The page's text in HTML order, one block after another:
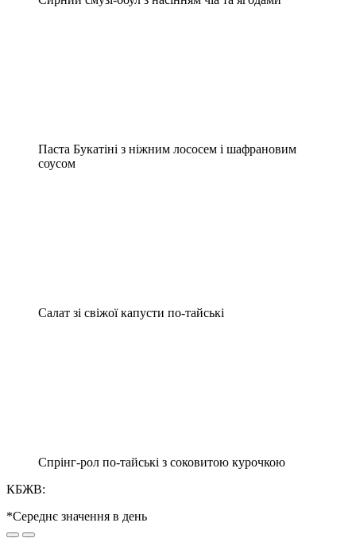
Паста Букатіні з ніжним лососем і шафрановим
соусом
Салат зі свіжої капусти по-тайські
Спрінг-рол по-тайські з соковитою курочкою
КБЖВ:
*Середнє значення в день